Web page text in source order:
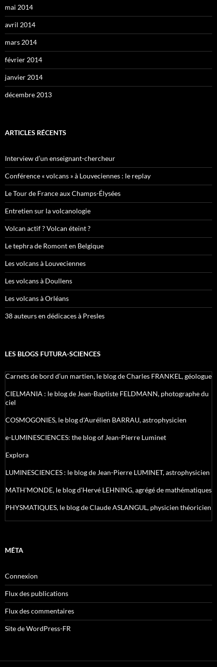
mai 2014
avril 2014
mars 2014
février 2014
janvier 2014
décembre 2013
ARTICLES RÉCENTS
Interview d’un enseignant-chercheur
Conférence « volcans » à Louveciennes : le replay
Le Tour de France aux Champs-Élysées
Entretien sur la volcanologie
Volcan actif ? Volcan éteint ?
Le tephra de Romont en Belgique
Les volcans à Louveciennes
Les volcans à Doullens
Les volcans à Orléans
38 auteurs en dédicaces à Presles
LES BLOGS FUTURA-SCIENCES
Carnets de bord d’un martien, le blog de Charles FRANKEL, géologue
CIELMANIA : le blog de Jean-Baptiste FELDMANN, photographe du
ciel
COSMOGONIES, le blog d'Aurélien BARRAU, astrophysicien
e-LUMINESCIENCES: the blog of Jean-Pierre Luminet
Explora
LUMINESCIENCES : le blog de Jean-Pierre LUMINET, astrophysicien
MATH'MONDE, le blog d'Hervé LEHNING, agrégé de mathématiques
PHYSMATIQUES, le blog de Claude ASLANGUL, physicien théoricien
MÉTA
Connexion
Flux des publications
Flux des commentaires
Site de WordPress-FR